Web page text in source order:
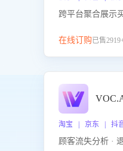
跨平台聚合展示
在线订购已售
淘宝 | 京东 | 抖
顾客流失分析 ·